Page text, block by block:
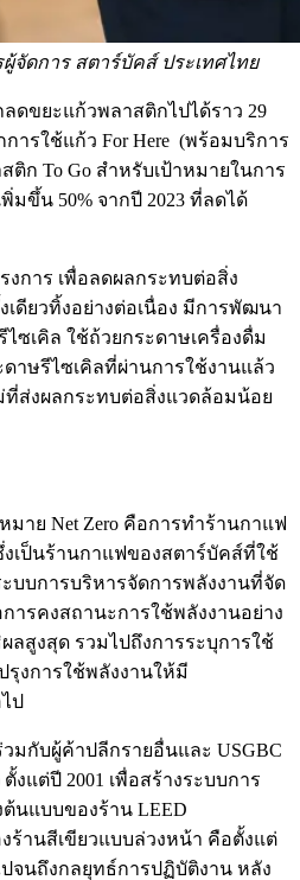
จัดการ สตาร์บัคส์ ประเทศไทย
ดขยะแก้วพลาสติกไปได้ราว 29
ารใช้แก้ว For Here (พร้อมบริการ
ก To Go สำหรับเป้าหมายในการ
มขึ้น 50% จากปี 2023 ที่ลดได้
งการ เพื่อลดผลกระทบต่อสิ่ง
ดียวทิ้งอย่างต่อเนื่อง มีการพัฒนา
ซเคิล ใช้ถ้วยกระดาษเครื่องดื่ม
าษรีไซเคิลที่ผ่านการใช้งานแล้ว
ที่ส่งผลกระทบต่อสิ่งแวดล้อมน้อย
าย Net Zero คือการทำร้านกาแฟ
ซึ่งเป็นร้านกาแฟของสตาร์บัคส์ที่ใช้
บบการบริหารจัดการพลังงานที่จัด
ารคงสถานะการใช้พลังงานอย่าง
สูงสุด รวมไปถึงการระบุการใช้
รุงการใช้พลังงานให้มี
ป
มกับผู้ค้าปลีกรายอื่นและ USGBC
ตั้งแต่ปี 2001 เพื่อสร้างระบบการ
นแบบของร้าน LEED
ร้านสีเขียวแบบล่วงหน้า คือตั้งแต่
จนถึงกลยุทธ์การปฏิบัติงาน หลัง